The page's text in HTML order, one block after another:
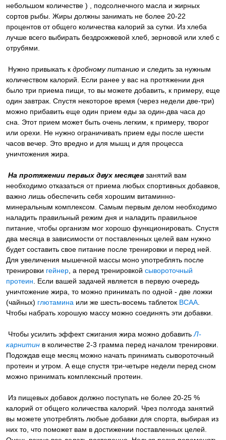
небольшом количестве ) , подсолнечного масла и жирных
сортов рыбы. Жиры должны занимать не более 20-22
процентов от общего количества калорий за сутки. Из хлеба
лучше всего выбирать бездрожжевой хлеб, зерновой или хлеб с
отрубями.
Нужно привыкать к дробному питанию и следить за нужным
количеством калорий. Если ранее у вас на протяжении дня
было три приема пищи, то вы можете добавить, к примеру, еще
один завтрак. Спустя некоторое время (через недели две-три)
можно прибавить еще один прием еды за один-два часа до
сна. Этот прием может быть очень легким, к примеру, творог
или орехи. Не нужно ограничивать прием еды после шести
часов вечер. Это вредно и для мышц и для процесса
уничтожения жира.
На протяжении первых двух месяцев занятий вам
необходимо отказаться от приема любых спортивных добавков,
важно лишь обеспечить себя хорошим витаминно-
минеральным комплексом. Самым первым делом необходимо
наладить правильный режим дня и наладить правильное
питание, чтобы организм мог хорошо функционировать. Спустя
два месяца в зависимости от поставленных целей вам нужно
будет составить свое питание после тренировки и перед ней.
Для увеличения мышечной массы моно употреблять после
тренировки гейнер, а перед тренировкой сывороточный
протеин. Если вашей задачей является в первую очередь
уничтожение жира, то можно принимать по одной - две ложки
(чайных) глютамина или же шесть-восемь таблеток ВСАА.
Чтобы набрать хорошую массу можно соединять эти добавки.
Чтобы усилить эффект сжигания жира можно добавитьЛ-
карнитин в количестве 2-3 грамма перед началом тренировки.
Подождав еще месяц можно начать принимать сывороточный
протеин и утром. А еще спустя три-четыре недели перед сном
можно принимать комплексный протеин.
Из пищевых добавок должно поступать не более 20-25 %
калорий от общего количества калорий. Чрез полгода занятий
вы можете употреблять любые добавки для спорта, выбирая из
них то, что поможет вам в достижении поставленных целей.